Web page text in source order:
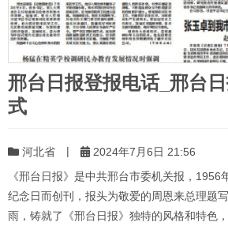
邢台日报登报电话_邢台
式
河北省 |
2024年7月6日 21:56
《邢台日报》是中共邢台市委机关报，1956
纪念日而创刊，报头为敬爱的周恩来总理题
雨，铸就了《邢台日报》独特的风格和特色